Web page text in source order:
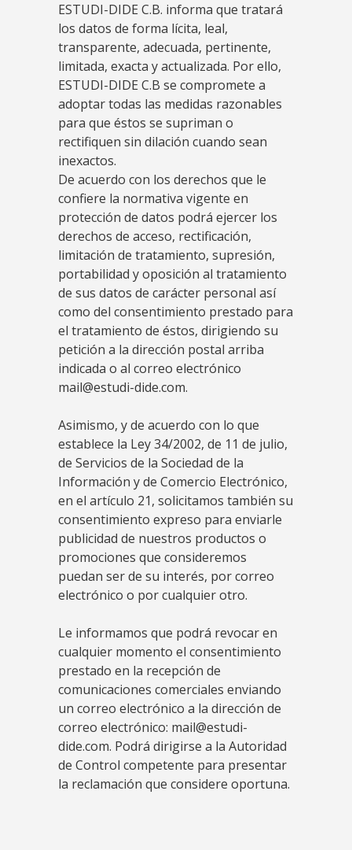
ESTUDI-DIDE C.B. informa que tratará
los datos de forma lícita, leal,
transparente, adecuada, pertinente,
limitada, exacta y actualizada. Por ello,
ESTUDI-DIDE C.B se compromete a
adoptar todas las medidas razonables
para que éstos se supriman o
rectifiquen sin dilación cuando sean
inexactos.
De acuerdo con los derechos que le
confiere la normativa vigente en
protección de datos podrá ejercer los
derechos de acceso, rectificación,
limitación de tratamiento, supresión,
portabilidad y oposición al tratamiento
de sus datos de carácter personal así
como del consentimiento prestado para
el tratamiento de éstos, dirigiendo su
petición a la dirección postal arriba
indicada o al correo electrónico
mail@estudi-dide.com.
Asimismo, y de acuerdo con lo que
establece la Ley 34/2002, de 11 de julio,
de Servicios de la Sociedad de la
Información y de Comercio Electrónico,
en el artículo 21, solicitamos también su
consentimiento expreso para enviarle
publicidad de nuestros productos o
promociones que consideremos
puedan ser de su interés, por correo
electrónico o por cualquier otro.
Le informamos que podrá revocar en
cualquier momento el consentimiento
prestado en la recepción de
comunicaciones comerciales enviando
un correo electrónico a la dirección de
correo electrónico: mail@estudi-
dide.com. Podrá dirigirse a la Autoridad
de Control competente para presentar
la reclamación que considere oportuna.